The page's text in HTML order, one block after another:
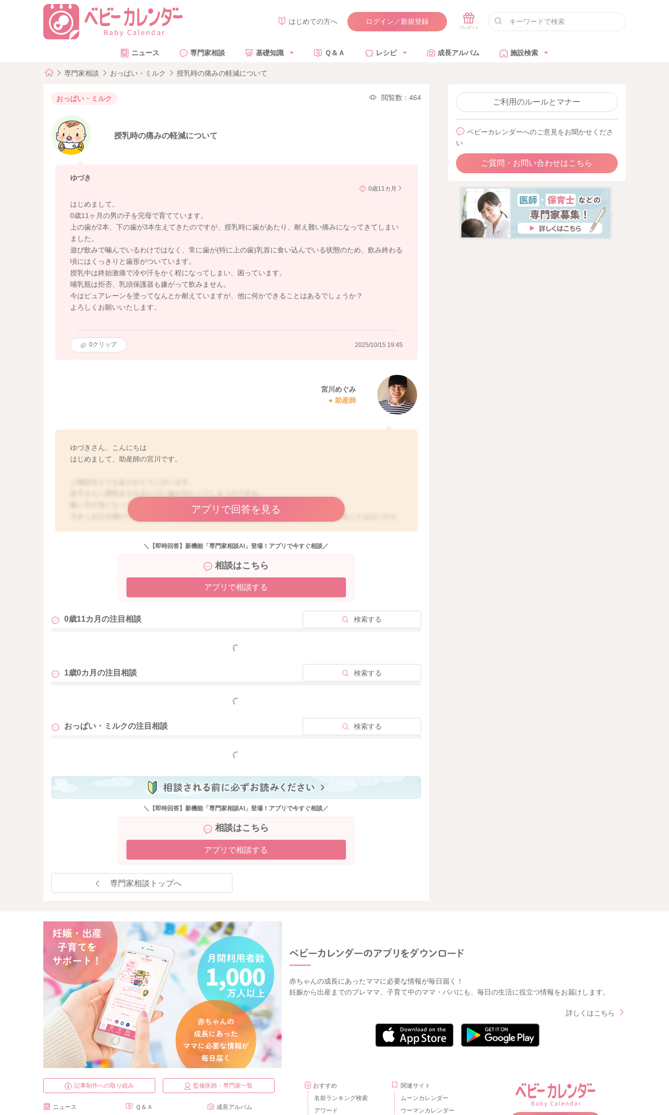
はじめての方へ ログイン／新規登録
ニュース 専門家相談 基礎知識 Ｑ＆Ａ レシピ 成長アルバム 施設検索
専門家相談 おっぱい・ミルク 授乳時の痛みの軽減について
おっぱい・ミルク 閲覧数：464
授乳時の痛みの軽減について
ゆづき
0歳11カ月
はじめまして。
0歳11ヶ月の男の子を完母で育てています。
上の歯が2本、下の歯が3本生えてきたのですが、授乳時に歯があたり、耐え難い痛みになってきてしまい
ました。
遊び飲みで噛んでいるわけではなく、常に歯が(特に上の歯)乳首に食い込んでいる状態のため、飲み終わる
頃にはくっきりと歯形がついています。
授乳中は終始激痛で冷や汗をかく程になってしまい、困っています。
哺乳瓶は拒否、乳頭保護器も嫌がって飲みません。
今はピュアレーンを塗ってなんとか耐えていますが、他に何かできることはあるでしょうか？
よろしくお願いいたします。
0クリップ 2025/10/15 19:45
宮川めぐみ
助産師
ゆづきさん、こんにちは
はじめまして、助産師の宮川です。
吸い方が浅くなっていることもないでしょうか？
大きくお口を開けて深く吸ってもらうようにされてみると、もう少し歯のあたりが変わることはないかと
毎回の授乳のたびの授乳体勢を変えてみるのもいいと思います。
そうすると歯が当たる角度も毎回変わり、乳首にかかる負担も分散されることがあるかもしれません。
お近くの母乳外来でも、授乳の様子を見てもらってみるのもいいと思いますよ。
どうぞよろしくお願いします。
アプリで回答を見る
＼【即時回答】新機能「専門家相談AI」登場！アプリで今すぐ相談／
相談はこちら
アプリで相談する
0歳11カ月の注目相談 検索する
もっと見る
1歳0カ月の注目相談 検索する
もっと見る
おっぱい・ミルクの注目相談 検索する
もっと見る
＼【即時回答】新機能「専門家相談AI」登場！アプリで今すぐ相談／
相談はこちら
アプリで相談する
専門家相談トップへ
ご利用のルールとマナー
ベビーカレンダーへのご意見をお聞かせくださ
い
ご質問・お問い合わせはこちら
赤ちゃんの成長にあったママに必要な情報が毎日届く！
妊娠から出産までのプレママ、子育て中のママ・パパにも、毎日の生活に役立つ情報をお届けします。
詳しくはこちら
記事制作への取り組み 監修医師・専門家一覧
ニュース Ｑ＆Ａ 成長アルバム
おすすめ
名前ランキング検索
アワード
関連サイト
ムーンカレンダー
ウーマンカレンダー